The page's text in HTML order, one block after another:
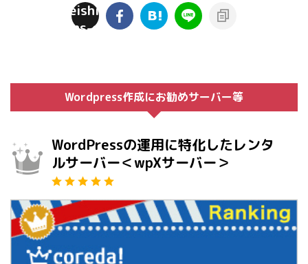
jyoseishien.com/public_html/inet/wp-
plugins/sns-count-cache/sns-count-
Wordpress作成にお勧めサーバー等
WordPressの運用に特化したレンタ
ルサーバー＜wpXサーバー＞